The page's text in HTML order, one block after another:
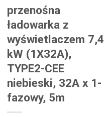
przenośna
ładowarka z
wyświetlaczem 7,4
kW (1X32A),
TYPE2-CEE
niebieski, 32A x 1-
fazowy, 5m